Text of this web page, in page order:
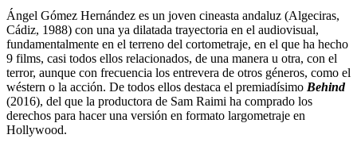
Ángel Gómez Hernández es un joven cineasta andaluz (Algeciras,
Cádiz, 1988) con una ya dilatada trayectoria en el audiovisual,
fundamentalmente en el terreno del cortometraje, en el que ha hecho
9 films, casi todos ellos relacionados, de una manera u otra, con el
terror, aunque con frecuencia los entrevera de otros géneros, como el
wéstern o la acción. De todos ellos destaca el premiadísimo Behind
(2016), del que la productora de Sam Raimi ha comprado los
derechos para hacer una versión en formato largometraje en
Hollywood.